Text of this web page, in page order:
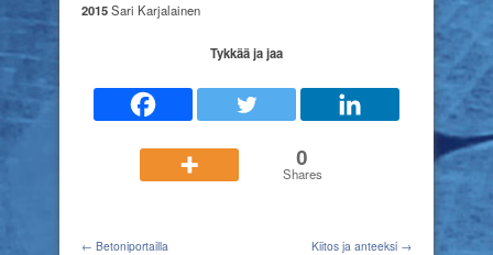
2015Sari Karjalainen
Tykkää ja jaa
0
Shares
← Betoniportailla Kiitos ja anteeksi →